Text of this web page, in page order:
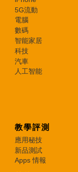
5G流動
電腦
數碼
智能家居
科技
汽車
人工智能
教學評測
應用秘技
新品測試
Apps 情報